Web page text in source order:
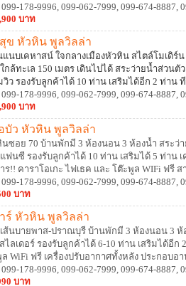
เตาปิ้งย่างครบ สิ่งอำนวยความสะดวกครบค
099-178-9996, 099-062-7999, 099-674-8887,
บาท
ข หัวหิน พูลวิลล่า
นบเคหาสน์ ใจกลางเมืองหัวหิน สไตล์โมเดิ
กล้ทะเล 150 เมตร เดินไปได้ สระว่ายน้ำส่วนตั
ว รองรับลูกค้าได้ 10 ท่าน เสริมได้อีก 2 ท่าน
บริการ!! WIFI ฟรี สามารถทำอาหารได้ อุปกร
099-178-9996, 099-062-7999, 099-674-8887,
บาท
บัว หัวหิน พูลวิลล่า
ซอย 70 บ้านพักมี 3 ห้องนอน 3 ห้องน้ำ สระว่า
ฟนซี รองรับลูกค้าได้ 10 ท่าน เสริมได้ 5 ท่าน
ร!! คาราโอเกะ ไฟเธค และ โต๊ะพูล WIFi ฟรี
099-178-9996, 099-062-7999, 099-674-8887,
บาท
ร์ หัวหิน พูลวิลล่า
ส้นบายพาส-ปราณบุรี บ้านพักมี 3 ห้องนอน 3
ไลเดอร์ รองรับลูกค้าได้ 6-10 ท่าน เสริมได้อีก
ล WiFi ฟรี เครื่องปรับอากาศทั้งหลัง ประกอบอ
มวสามารถเข้าพักได้ด้วย (มีค่าบริการ)
099-178-9996, 099-062-7999, 099-674-8887,
บาท